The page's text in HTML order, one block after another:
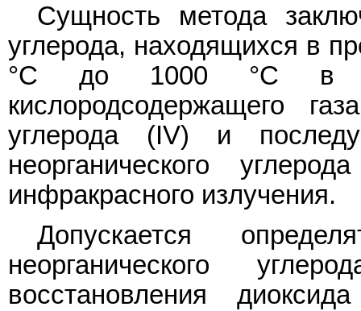
Сущность метода
углерода, находящихся в
°C до 1000 °C в
кислородсодержащего
углерода (IV) и
неорганического
инфракрасного излучения.
Допускается
неорганического
восстановления